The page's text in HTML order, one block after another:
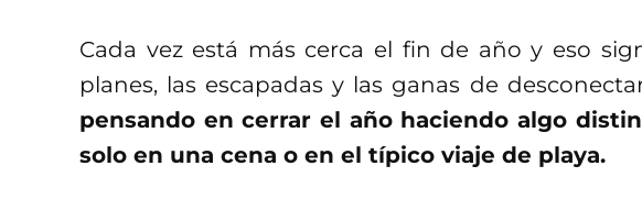
Cada vez está más cerca el fin de año y eso
planes, las escapadas y las ganas de
pensando en cerrar el año haciendo algo
solo en una cena o en el típico viaje de playa.